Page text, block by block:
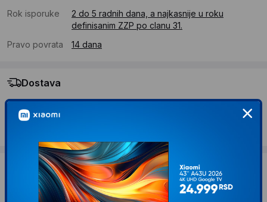
Rok isporuke
2 do 5 radnih dana, a najkasnije u roku
definisanim ZZP po clanu 31.
Pravo povrata
14 dana
Dostava
Standardna dostava se očekuje u roku od 2 do 5 radnih
dana
Želite li ponudu za firmu?
Kontaktirajte nas